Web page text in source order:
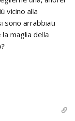
vicino alla
sono arrabbiati
maglia della